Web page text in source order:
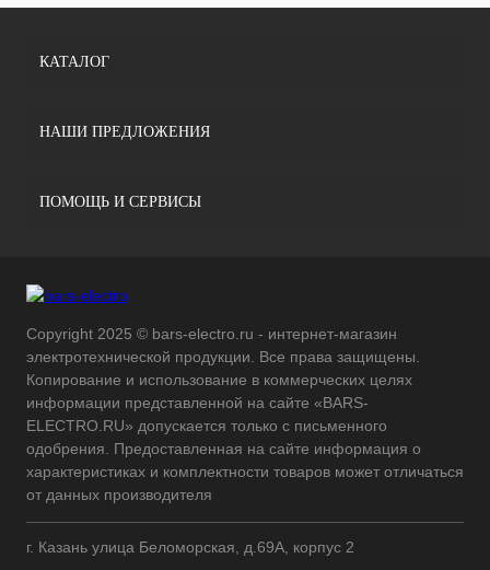
КАТАЛОГ
НАШИ ПРЕДЛОЖЕНИЯ
ПОМОЩЬ И СЕРВИСЫ
Copyright 2025 © bars-electro.ru - интернет-магазин
электротехнической продукции. Все права защищены.
Копирование и использование в коммерческих целях
информации представленной на сайте «BARS-
ELECTRO.RU» допускается только с письменного
одобрения. Предоставленная на сайте информация о
характеристиках и комплектности товаров может отличаться
от данных производителя
г. Казань улица Беломорская, д.69А, корпус 2